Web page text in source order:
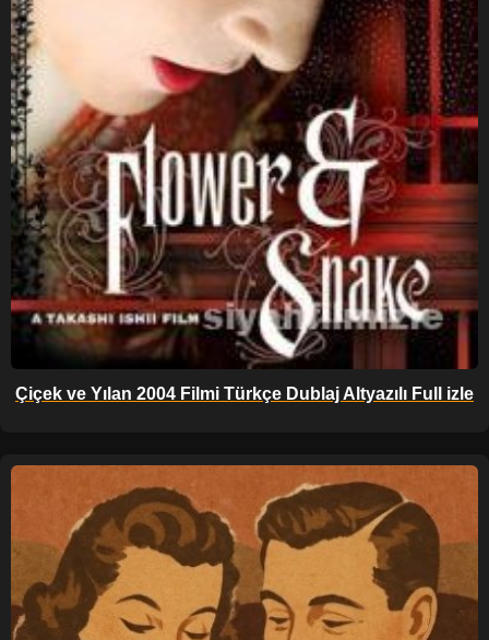
Çiçek ve Yılan 2004 Filmi Türkçe Dublaj Altyazılı Full izle